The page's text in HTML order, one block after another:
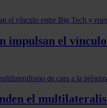
impulsan el
el